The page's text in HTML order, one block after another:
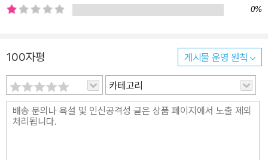
럼 읽고, 묵상하고, 기도하고, 일상의 구체적 삶에서 말씀을 삶으로 살
의 독특한 맛을 살려 번역하는 작업을 고대하게 한다. “『메시지』 한국
어판은 ‘한국판 더 메시지’가 나오기까지 그 길을 예비하는 세례 요한
같은 역할을 수행하지 않을까 생각합니다”(이종태, 『메시지』 한국어
판 번역자). __________________________________________________
_________________________ 『메시지』는 일상의 언어로 쓰여진 읽는
0%
100자평 게시물 운영 원칙
카테고리